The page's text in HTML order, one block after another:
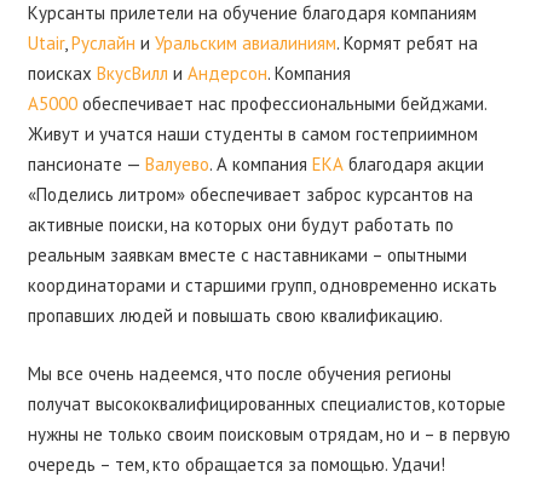
Курсанты прилетели на обучение благодаря компаниям
Utair,Руслайн и Уральским авиалиниям. Кормят ребят на
поисках ВкусВилл и Андерсон. Компания
А5000обеспечивает нас профессиональными бейджами.
Живут и учатся наши студенты в самом гостеприимном
пансионате — Валуево. А компания ЕКАблагодаря акции
«Поделись литром» обеспечивает заброс курсантов на
активные поиски, на которых они будут работать по
реальным заявкам вместе с наставниками – опытными
координаторами и старшими групп, одновременно искать
пропавших людей и повышать свою квалификацию.
Мы все очень надеемся, что после обучения регионы
получат высококвалифицированных специалистов, которые
нужны не только своим поисковым отрядам, но и – в первую
очередь – тем, кто обращается за помощью. Удачи!